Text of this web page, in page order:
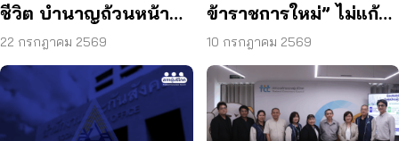
ชีวิต บำนาญถ้วนหน้า
คือคำตอบของสังคมสูง
วัย
22 กรกฎาคม 2569
ข้าราชการใหม่” ไม่แก้
ปัญหางบฯ ระยะยาว
เสนอรวมกองทุนสุขภาพ
10 กรกฎาคม 2569